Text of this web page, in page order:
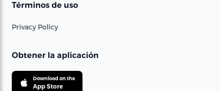
Términos de uso
Privacy Policy
Obtener la aplicación
Download on the
App Store